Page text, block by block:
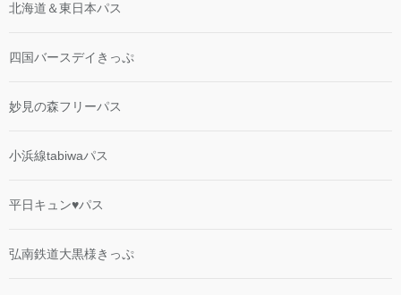
北海道＆東日本パス
四国バースデイきっぷ
妙見の森フリーパス
小浜線tabiwaパス
平日キュン♥パス
弘南鉄道大黒様きっぷ